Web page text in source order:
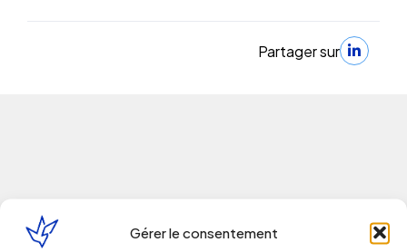
Gérer le consentement
Partager sur
Continuer la lecture